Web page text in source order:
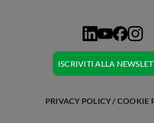
ISCRIVITI ALLA
PRIVACY POLICY / COOKIE